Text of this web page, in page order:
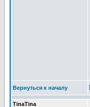
Вернуться к началу
TinaTina